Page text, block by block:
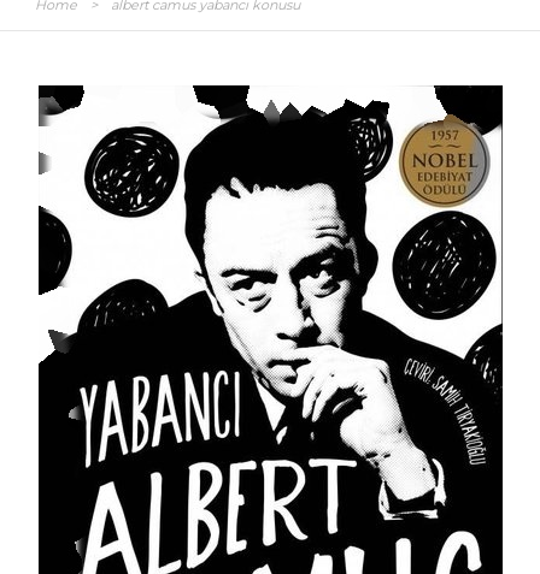
Home > albert camus yabancı konusu